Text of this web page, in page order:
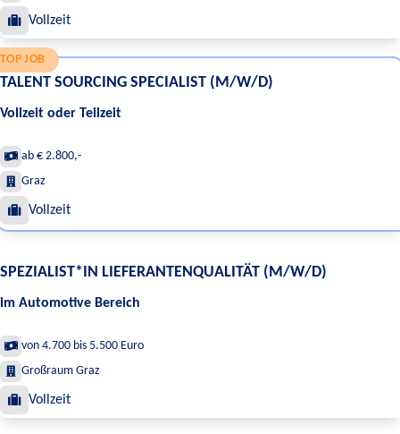
Vollzeit
TOP JOB
TALENT SOURCING SPECIALIST (M/W/D)
Vollzeit oder Teilzeit
ab € 2.800,-
Graz
Vollzeit
SPEZIALIST*IN LIEFERANTENQUALITÄT (M/W/D)
im Automotive Bereich
von 4.700 bis 5.500 Euro
Großraum Graz
Vollzeit